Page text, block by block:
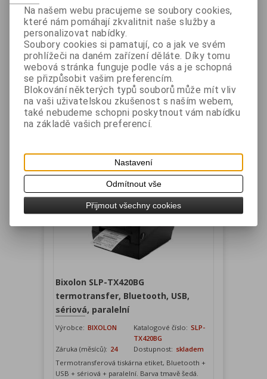
Bixolon SLP-TX420EG termotransfer,
Ethernet, USB, sériová, paralelní
Výrobce: BIXOLON Katalogové číslo: SLP-
TX420EG
Záruka (měsíců): 24 Dostupnost: skladem
Termotransferová tiskárna etiket, Ethernet +
USB + sériová + paralelní. Barva tmavě šedá.
Vaše cena bez DPH:
Přidat do košíku
Bixolon SLP-TX420BG
termotransfer, Bluetooth, USB,
sériová, paralelní
Výrobce: BIXOLON Katalogové číslo: SLP-
TX420BG
Záruka (měsíců): 24 Dostupnost: skladem
Termotransferová tiskárna etiket, Bluetooth +
USB + sériová + paralelní. Barva tmavě šedá.
Na našem webu pracujeme se soubory cookies,
které nám pomáhají zkvalitnit naše služby a
personalizovat nabídky.
Soubory cookies si pamatují, co a jak ve svém
prohlížeči na daném zařízení děláte. Díky tomu
webová stránka funguje podle vás a je schopná
se přizpůsobit vašim preferencím.
Blokování některých typů souborů může mít vliv
na vaši uživatelskou zkušenost s naším webem,
také nebudeme schopni poskytnout vám nabídku
na základě vašich preferencí.
Nastavení
Odmítnout vše
Přijmout všechny cookies